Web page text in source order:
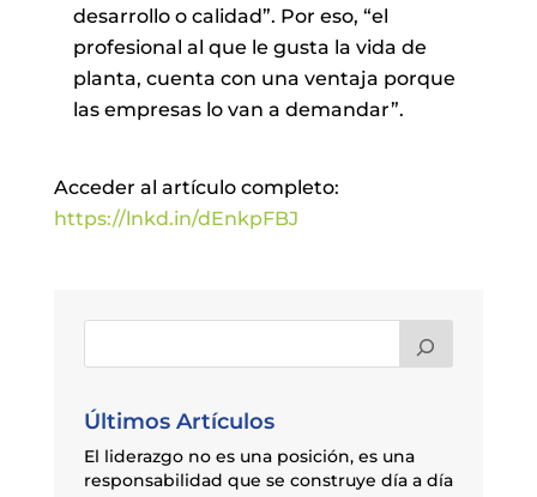
desarrollo o calidad”. Por eso, “el
profesional al que le gusta la vida de
planta, cuenta con una ventaja porque
las empresas lo van a demandar”.
Acceder al artículo completo:
https://lnkd.in/dEnkpFBJ
Últimos Artículos
El liderazgo no es una posición, es una
responsabilidad que se construye día a día